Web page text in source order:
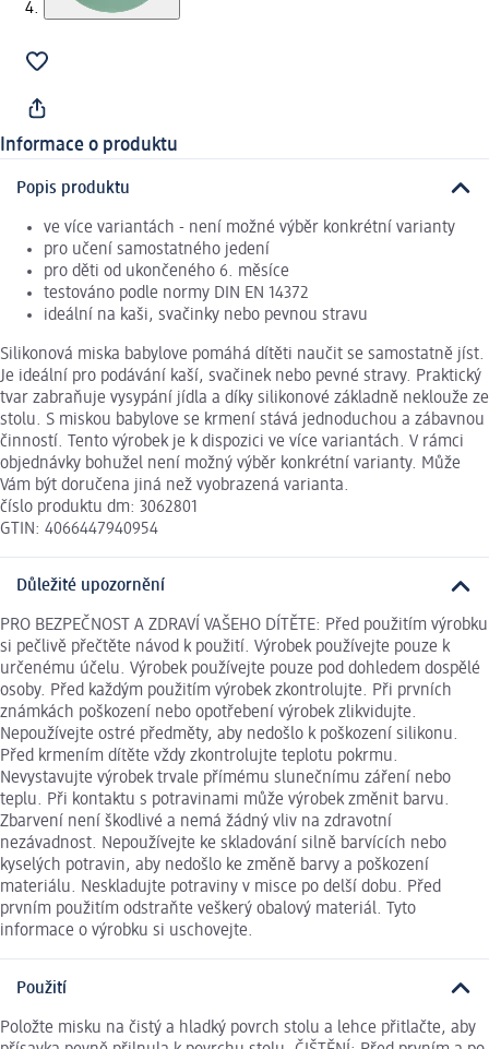
Informace o produktu
Popis produktu
ve více variantách - není možné výběr konkrétní varianty
pro učení samostatného jedení
pro děti od ukončeného 6. měsíce
testováno podle normy DIN EN 14372
ideální na kaši, svačinky nebo pevnou stravu
Silikonová miska babylove pomáhá dítěti naučit se samostatně jíst.
Je ideální pro podávání kaší, svačinek nebo pevné stravy. Praktický
tvar zabraňuje vysypání jídla a díky silikonové základně neklouže ze
stolu. S miskou babylove se krmení stává jednoduchou a zábavnou
činností. Tento výrobek je k dispozici ve více variantách. V rámci
objednávky bohužel není možný výběr konkrétní varianty. Může
Vám být doručena jiná než vyobrazená varianta.
číslo produktu dm: 3062801
GTIN: 4066447940954
Důležité upozornění
PRO BEZPEČNOST A ZDRAVÍ VAŠEHO DÍTĚTE: Před použitím výrobku
si pečlivě přečtěte návod k použití. Výrobek používejte pouze k
určenému účelu. Výrobek používejte pouze pod dohledem dospělé
osoby. Před každým použitím výrobek zkontrolujte. Při prvních
známkách poškození nebo opotřebení výrobek zlikvidujte.
Nepoužívejte ostré předměty, aby nedošlo k poškození silikonu.
Před krmením dítěte vždy zkontrolujte teplotu pokrmu.
Nevystavujte výrobek trvale přímému slunečnímu záření nebo
teplu. Při kontaktu s potravinami může výrobek změnit barvu.
Zbarvení není škodlivé a nemá žádný vliv na zdravotní
nezávadnost. Nepoužívejte ke skladování silně barvících nebo
kyselých potravin, aby nedošlo ke změně barvy a poškození
materiálu. Neskladujte potraviny v misce po delší dobu. Před
prvním použitím odstraňte veškerý obalový materiál. Tyto
informace o výrobku si uschovejte.
Použití
Položte misku na čistý a hladký povrch stolu a lehce přitlačte, aby